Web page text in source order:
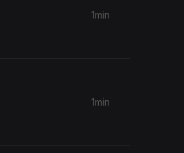
1min
1min